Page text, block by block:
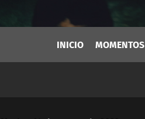
INICIO MOMENTOS